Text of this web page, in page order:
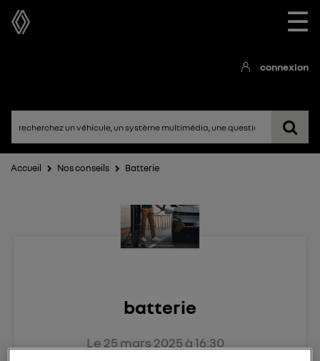
☰
connexion
Accueil Nos conseils Batterie
batterie
Le 25 mars 2025 à 16:30